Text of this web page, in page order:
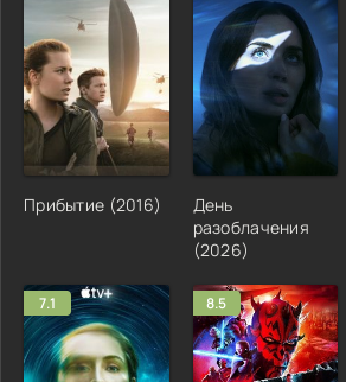
Прибытие (2016)
День
разоблачения
(2026)
7.1 8.5